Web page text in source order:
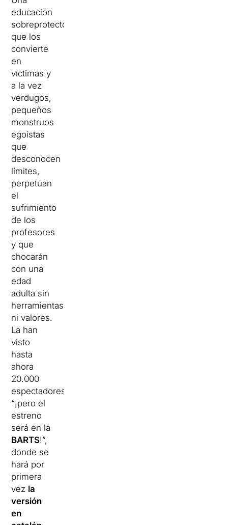
educación
sobreprotectora
que los
convierte
en
víctimas y
a la vez
verdugos,
pequeños
monstruos
egoístas
que
desconocen
límites,
perpetúan
el
sufrimiento
de los
profesores
y que
chocarán
con una
edad
adulta sin
herramientas
ni valores.
La han
visto
hasta
ahora
20.000
espectadores,
“¡pero el
estreno
será en la
BARTS!”,
donde se
hará por
primera
vez la
versión
en